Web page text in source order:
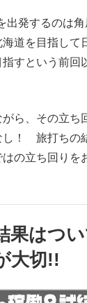
出発するのは
道を目指して
すという前回
ら、その立ち
し！ 旅打ちの
の立ち回りを
果はつ
大切!!